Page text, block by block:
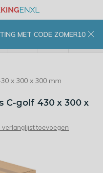
MET CODE ZOMER10
x 300 x 300 mm
C-golf 430 x 300 x
verlanglijst toevoegen